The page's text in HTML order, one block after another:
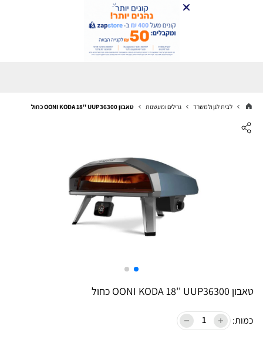
לבית לגן ולמשרד גרילים ומעשנות טאבון OONI KODA 18'' UUP36300 כחול
טאבון OONI KODA 18'' UUP36300 כחול
כמות: